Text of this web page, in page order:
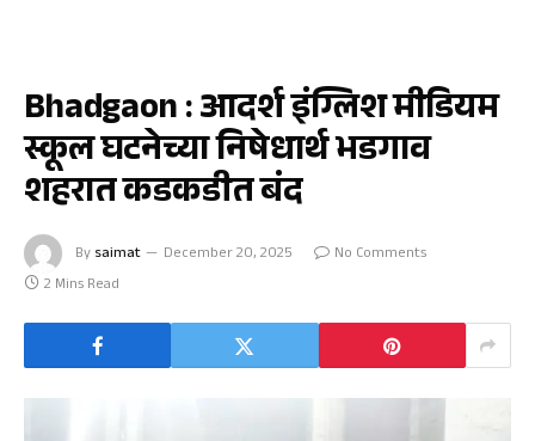
Bhadgaon : आदर्श इंग्लिश मीडियम
स्कूल घटनेच्या निषेधार्थ भडगाव
शहरात कडकडीत बंद
By saimat December 20, 2025
No Comments
2 Mins Read